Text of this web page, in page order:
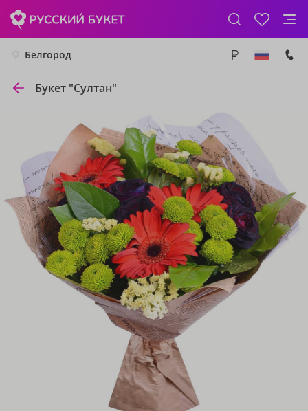
Белгород
Букет "Султан"